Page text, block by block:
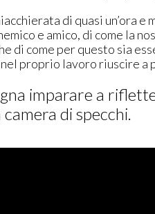
di quasi un’ora e
e amico, di come la
di come per questo sia
proprio lavoro riuscire a
imparare a
di specchi.